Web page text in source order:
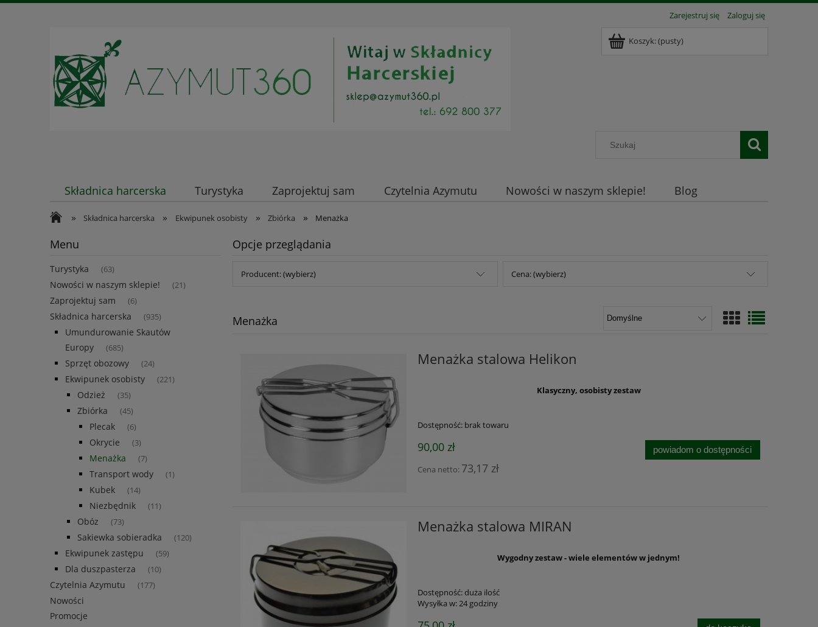
Zarejestruj się Zaloguj się
Koszyk:(pusty)
Składnica harcerska Turystyka Zaprojektuj sam Czytelnia Azymutu Nowości w naszym sklepie!
Blog
Kontakt
» Składnica harcerska » Ekwipunek osobisty » Zbiórka » Menażka
Menu
Turystyka (63)
Nowości w naszym sklepie! (21)
Zaprojektuj sam (6)
Składnica harcerska (935)
Umundurowanie Skautów
Europy
(685)
Sprzęt obozowy (24)
Ekwipunek osobisty (221)
Odzież (35)
Zbiórka (45)
Plecak (6)
Okrycie (3)
Menażka (7)
Transport wody (1)
Kubek (14)
Niezbędnik (11)
Obóz (73)
Sakiewka sobieradka (120)
Ekwipunek zastępu (59)
Dla duszpasterza (10)
Czytelnia Azymutu (177)
Nowości
Promocje
Opcje przeglądania
Producent: (wybierz) Cena: (wybierz)
Menażka
Menażka stalowa Helikon
Klasyczny, osobisty zestaw
Dostępność: brak towaru
90,00 zł
Cena netto: 73,17 zł
powiadom o dostępności
Menażka stalowa MIRAN
Wygodny zestaw - wiele elementów w jednym!
Dostępność:duża ilość
Wysyłka w: 24 godziny